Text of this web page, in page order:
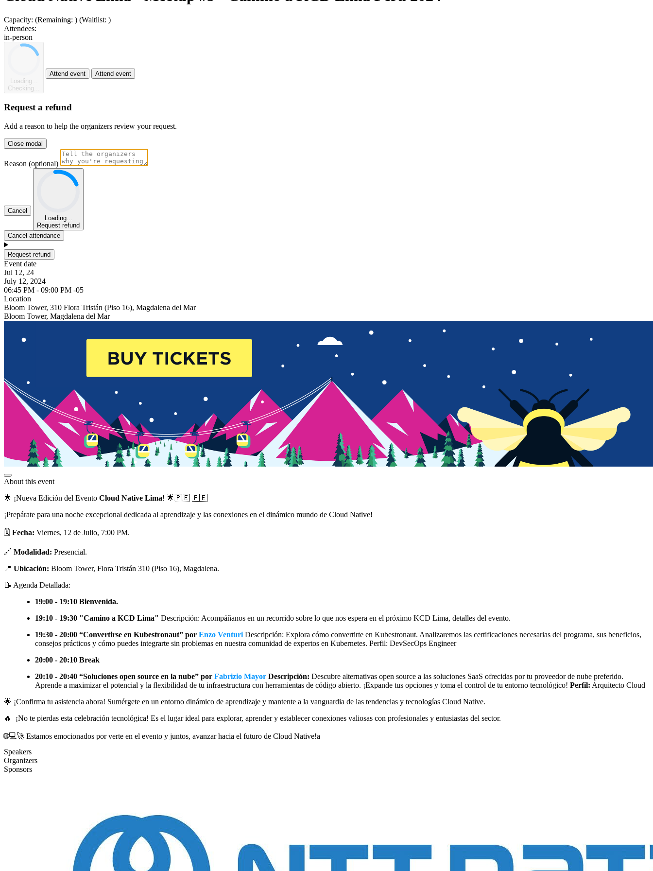
Capacity: (Remaining: ) (Waitlist: )
Attendees:
in-person
Loading...
Checking...
Attend event Attend event
Request a refund
Add a reason to help the organizers review your request.
Close modal
Reason (optional)
Cancel
Loading...
Request refund
Cancel attendance
Request refund
Event date
Jul 12, 24
July 12, 2024
06:45 PM - 09:00 PM -05
Location
Bloom Tower, 310 Flora Tristán (Piso 16), Magdalena del Mar
Bloom Tower, Magdalena del Mar
About this event
🌟 ¡Nueva Edición del Evento Cloud Native Lima! 🌟🇵🇪 🇵🇪
¡Prepárate para una noche excepcional dedicada al aprendizaje y las conexiones en el dinámico mundo de Cloud Native!
🗓 Fecha: Viernes, 12 de Julio, 7:00 PM.
🔗 Modalidad: Presencial.
📍 Ubicación: Bloom Tower, Flora Tristán 310 (Piso 16), Magdalena.
📝 Agenda Detallada:
19:00 - 19:10 Bienvenida.
19:10 - 19:30 "Camino a KCD Lima" Descripción: Acompáñanos en un recorrido sobre lo que nos espera en el próximo KCD Lima, detalles del evento.
19:30 - 20:00 “Convertirse en Kubestronaut” por Enzo Venturi Descripción: Explora cómo convertirte en Kubestronaut. Analizaremos las certificaciones necesarias del programa, sus beneficios,
consejos prácticos y cómo puedes integrarte sin problemas en nuestra comunidad de expertos en Kubernetes. Perfil: DevSecOps Engineer
20:00 - 20:10 Break
20:10 - 20:40 “Soluciones open source en la nube” por Fabrizio Mayor Descripción: Descubre alternativas open source a las soluciones SaaS ofrecidas por tu proveedor de nube preferido.
Aprende a maximizar el potencial y la flexibilidad de tu infraestructura con herramientas de código abierto. ¡Expande tus opciones y toma el control de tu entorno tecnológico! Perfil: Arquitecto Cloud
🌟 ¡Confirma tu asistencia ahora! Sumérgete en un entorno dinámico de aprendizaje y mantente a la vanguardia de las tendencias y tecnologías Cloud Native.
🔥 ¡No te pierdas esta celebración tecnológica! Es el lugar ideal para explorar, aprender y establecer conexiones valiosas con profesionales y entusiastas del sector.
🌐💻🚀 Estamos emocionados por verte en el evento y juntos, avanzar hacia el futuro de Cloud Native!a
Speakers
Organizers
Sponsors